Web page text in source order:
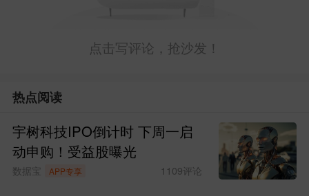
点击写评论，抢沙发！
热点阅读
宇树科技IPO倒计时 下周一启
动申购！受益股曝光
数据宝 APP专享 1109评论